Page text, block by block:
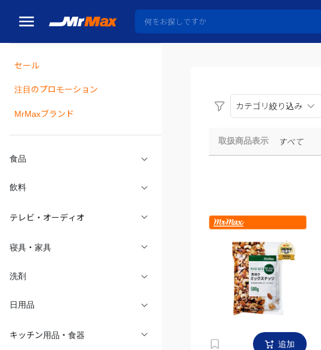
セール
注目のプロモーション
MrMaxブランド
食品
飲料
テレビ・オーディオ
寝具・家具
洗剤
日用品
キッチン用品・食器
カテゴリ絞り込み
取扱商品表示 すべて
追加